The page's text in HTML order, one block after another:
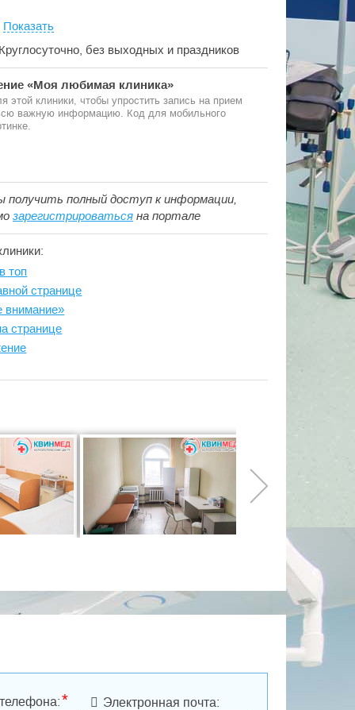
Показать
без выходных и праздников
«Моя любимая клиника»
этой клиники, чтобы упростить запись на прием
важную информацию. Код для мобильного
полный доступ к информации,
зарегистрироваться на портале
топ
странице
внимание»
странице
* Электронная почта: